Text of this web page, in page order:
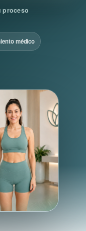
proceso
médico